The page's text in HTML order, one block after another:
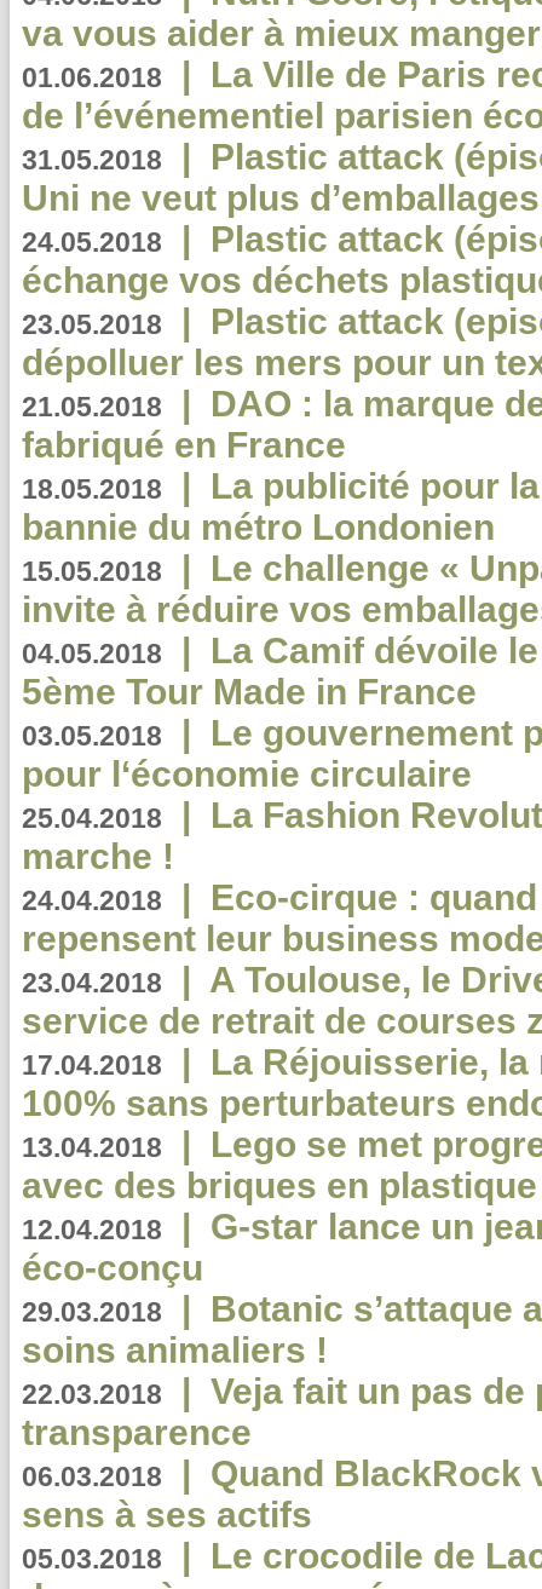
va vous aider à mieux
01.06.2018 | La Ville de Paris
de l’événementiel parisien
31.05.2018 | Plastic attack
Uni ne veut plus
24.05.2018 | Plastic attack
échange vos déchets
23.05.2018 | Plastic attack
dépolluer les mers pour un
21.05.2018 | DAO : la marque
fabriqué en France
18.05.2018 | La publicité pour
bannie du métro Londonien
15.05.2018 | Le challenge «
invite à réduire vos
04.05.2018 | La Camif dévoile
5ème Tour Made in France
03.05.2018 | Le gouvernement
pour l‘économie circulaire
25.04.2018 | La Fashion
marche !
24.04.2018 | Eco-cirque :
repensent leur business
23.04.2018 | A Toulouse, le
service de retrait de courses
17.04.2018 | La Réjouisserie,
100% sans perturbateurs
13.04.2018 | Lego se met
avec des briques en
12.04.2018 | G-star lance un
éco-conçu
29.03.2018 | Botanic s’attaque
soins animaliers !
22.03.2018 | Veja fait un pas de
transparence
06.03.2018 | Quand BlackRock
sens à ses actifs
05.03.2018 | Le crocodile de